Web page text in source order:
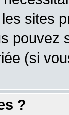
sites
pouvez
(si
?